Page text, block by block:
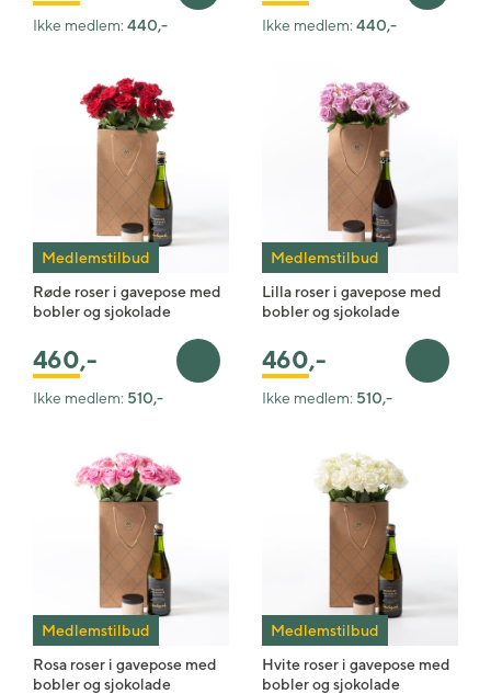
Ikke medlem: 440,- Ikke medlem: 440,-
Medlemstilbud
Røde roser i gavepose med
bobler og sjokolade
460,- Legg i handlekurv
Ikke medlem: 510,-
Medlemstilbud
Lilla roser i gavepose med
bobler og sjokolade
460,- Legg i
Ikke medlem: 510,-
Medlemstilbud
Rosa roser i gavepose med
bobler og sjokolade
Medlemstilbud
Hvite roser i gavepose med
bobler og sjokolade